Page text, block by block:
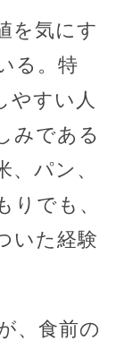
を気にす
る。特
やすい人
みである
パン、
りでも、
いた経験
、食前の